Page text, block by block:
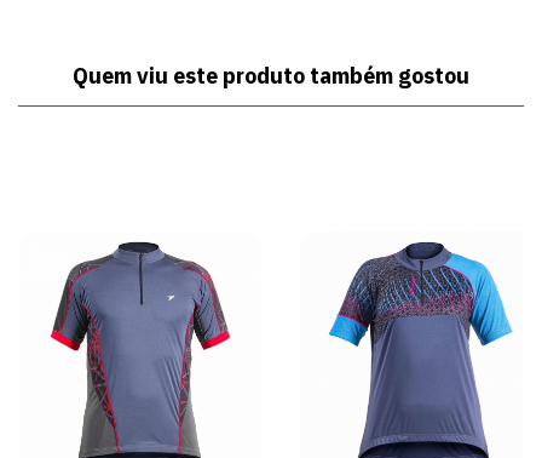
Quem viu este produto também gostou